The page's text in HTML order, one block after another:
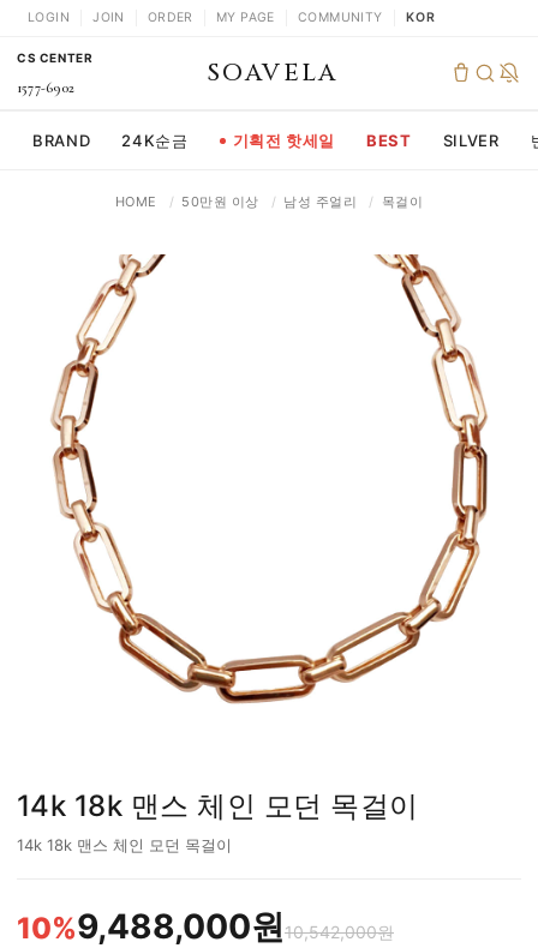
LOGIN JOIN ORDER MY PAGE COMMUNITY KOR
CS CENTER
1577-6902 SOAVELA
BRAND 24K순금 기획전 핫세일 BEST SILVER
HOME / 50만원 이상 / 남성 주얼리 / 목걸이
14k 18k 맨스 체인 모던 목걸이
14k 18k 맨스 체인 모던 목걸이
10%9,488,000원10,542,000원